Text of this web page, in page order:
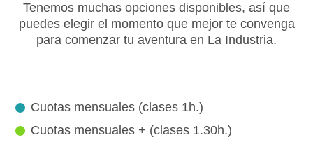
Tenemos muchas opciones disponibles, así que
puedes elegir el momento que mejor te convenga
para comenzar tu aventura en La Industria.
Cuotas mensuales (clases 1h.)
Cuotas mensuales + (clases 1.30h.)